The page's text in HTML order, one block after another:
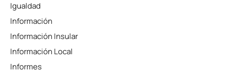
Igualdad
Información
Información Insular
Información Local
Informes